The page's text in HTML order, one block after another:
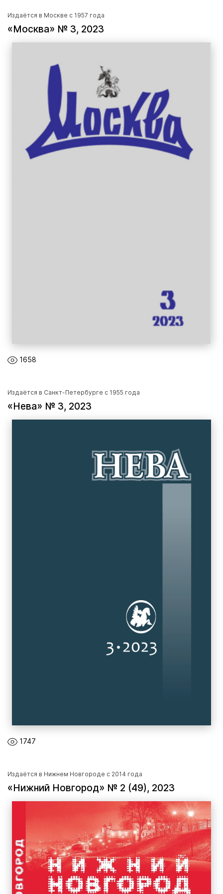
Издаётся в Москве с 1957 года
«Москва» № 3, 2023
1658
Издаётся в Санкт-Петербурге с 1955 года
«Нева» № 3, 2023
1747
Издаётся в Нижнем Новгороде с 2014 года
«Нижний Новгород» № 2 (49), 2023